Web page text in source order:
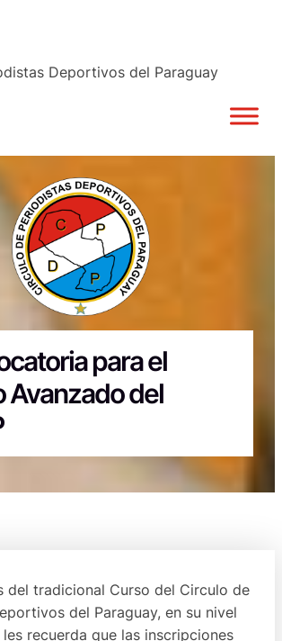
Deportivos del Paraguay
para el
Avanzado del
del tradicional Curso del Circulo de
del Paraguay, en su nivel
les recuerda que las inscripciones